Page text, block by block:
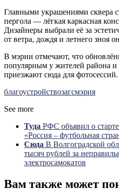
Главными украшениями сквера
пергола — лёгкая каркасная
Дизайнеры выбрали её за
от ветра, дождя и летнего зноя
В мэрии отмечают, что
популярным у жителей района
приезжают сюда для фотосессий.
благоустройствозагсмэрия
See more
Туда РФС объявил о
«Россия – футбольная
Сюда В Волгоградской
тысяч рублей за
электросамокатов
Вам также может